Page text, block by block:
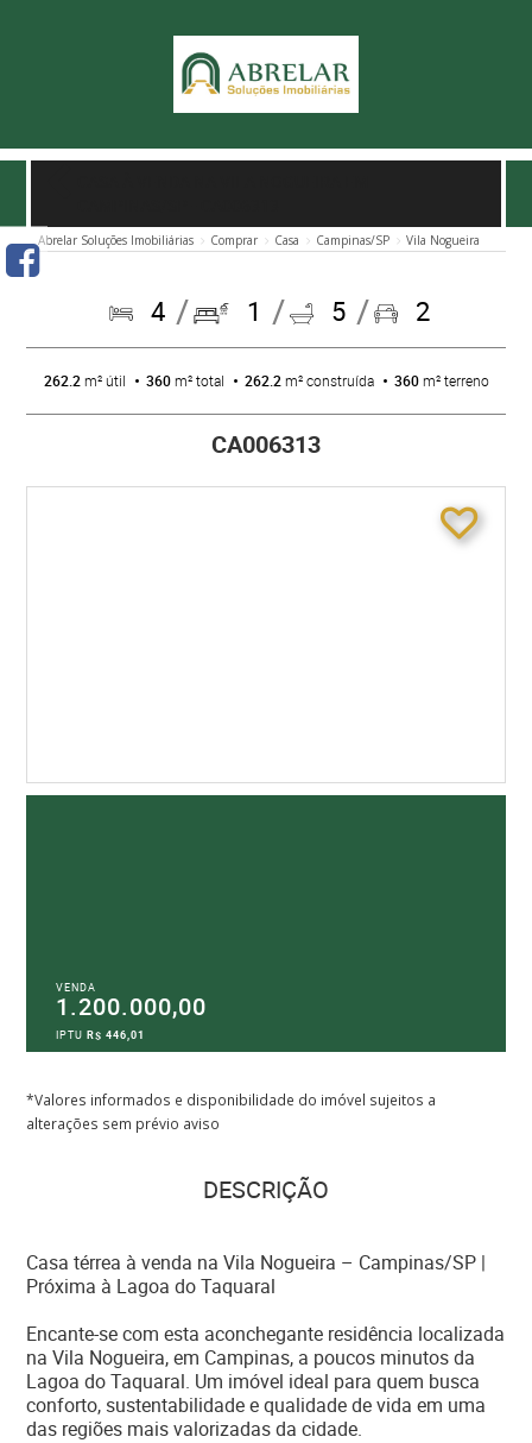
Abrelar Soluções Imobiliárias Comprar Casa Campinas/SP Vila Nogueira
4 1 5 2
262.2 m² útil 360m² total 262.2 m² construída 360m² terreno
CA006313
VENDA
1.200.000,00
IPTUR$ 446,01
*Valores informados e disponibilidade do imóvel sujeitos a
alterações sem prévio aviso
DESCRIÇÃO
Casa térrea à venda na Vila Nogueira – Campinas/SP |
Próxima à Lagoa do Taquaral
Encante-se com esta aconchegante residência localizada
na Vila Nogueira, em Campinas, a poucos minutos da
Lagoa do Taquaral. Um imóvel ideal para quem busca
conforto, sustentabilidade e qualidade de vida em uma
das regiões mais valorizadas da cidade.